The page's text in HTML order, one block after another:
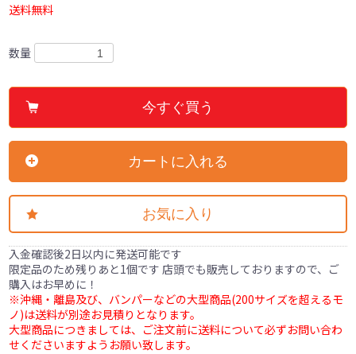
送料無料
数量
今すぐ買う
カートに入れる
お気に入り
入金確認後2日以内に発送可能です
限定品のため残りあと1個です 店頭でも販売しておりますので、ご
購入はお早めに！
※沖縄・離島及び、バンパーなどの大型商品(200サイズを超えるモ
ノ)は送料が別途お見積りとなります。
大型商品につきましては、ご注文前に送料について必ずお問い合わ
せくださいますようお願い致します。